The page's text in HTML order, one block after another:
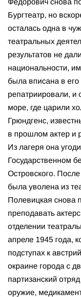
Бургтеатр, но
осталась одна в
театральных
результатов не
национальности,
была вписана в
репатриировали, и
море, где царили
Грюндгенс,
в прошлом актер и
Из лагеря она
Государственном
Островского.
была уволена из
Полевицкая снова
преподавать
отделении
апреле 1945 года,
подступах к
окраине города с
партизанский
оружие,